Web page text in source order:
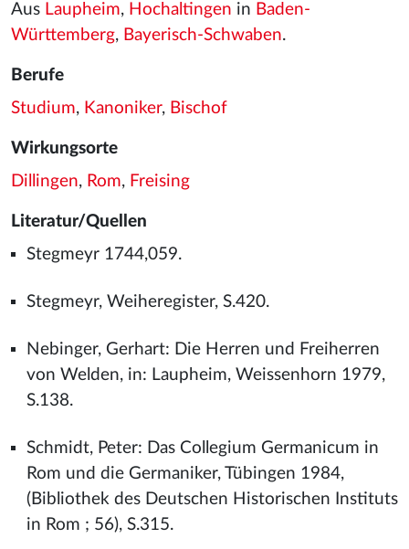
Aus Laupheim, Hochaltingen in Baden-
Württemberg, Bayerisch-Schwaben.
Berufe
Studium, Kanoniker, Bischof
Wirkungsorte
Dillingen, Rom, Freising
Literatur/Quellen
Stegmeyr 1744,059.
Stegmeyr, Weiheregister, S.420.
Nebinger, Gerhart: Die Herren und Freiherren
von Welden, in: Laupheim, Weissenhorn 1979,
S.138.
Schmidt, Peter: Das Collegium Germanicum in
Rom und die Germaniker, Tübingen 1984,
(Bibliothek des Deutschen Historischen Instituts
in Rom ; 56), S.315.